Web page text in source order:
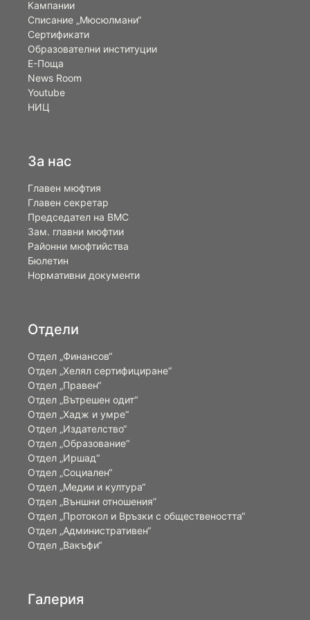
Кампании
Списание „Мюсюлмани“
Сертификати
Образователни институции
Е-Поща
News Room
Youtube
НИЦ
За нас
Главен мюфтия
Главен секретар
Председател на ВМС
Зам. главни мюфтии
Районни мюфтийства
Бюлетин
Нормативни документи
Отдели
Отдел „Финансов“
Отдел „Хелял сертифициране“
Отдел „Правен“
Отдел „Вътрешен одит“
Отдел „Хадж и умре“
Отдел „Издателство“
Отдел „Образование“
Отдел „Иршад“
Отдел „Социален“
Отдел „Медии и култура“
Отдел „Външни отношения”
Oтдел „Протокол и Връзки с обществеността“
Отдел „Административен“
Отдел „Вакъфи“
Галерия